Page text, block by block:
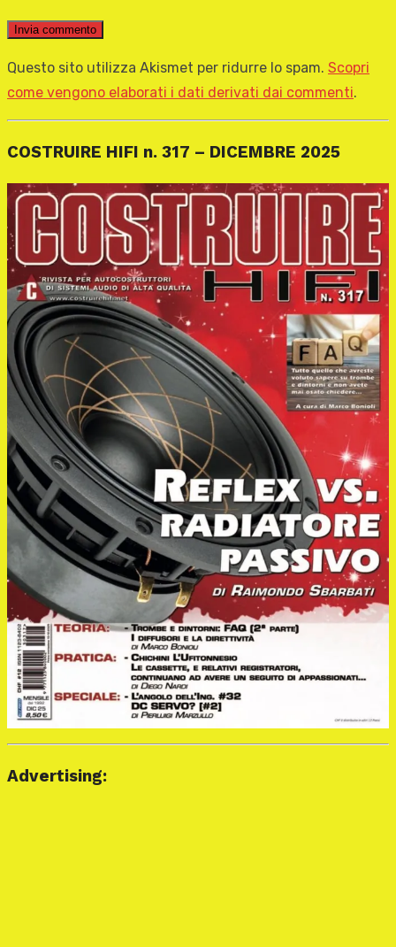
Questo sito utilizza Akismet per ridurre lo spam. Scopri
come vengono elaborati i dati derivati dai commenti.
COSTRUIRE HIFI n. 317 – DICEMBRE 2025
Advertising: